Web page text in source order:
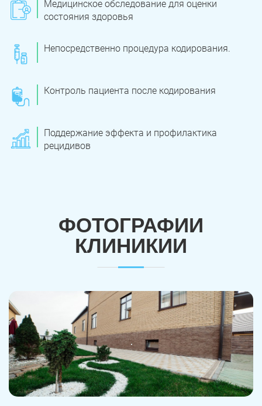
Медицинское обследование для оценки
состояния здоровья
Непосредственно процедура кодирования.
Контроль пациента после кодирования
Поддержание эффекта и профилактика
рецидивов
ФОТОГРАФИИ
КЛИНИКИИ